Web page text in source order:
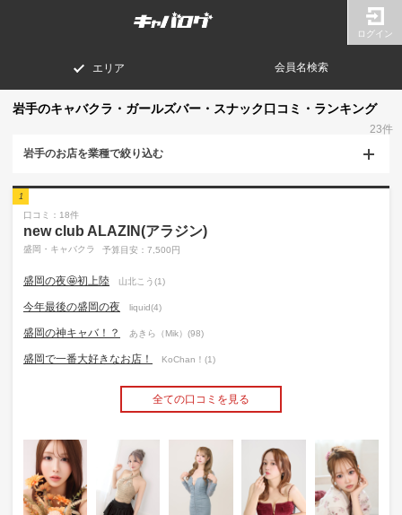
ログイン
エリア 会員名検索
岩手のキャバクラ・ガールズバー・スナック口コミ・ランキング
23件
岩手のお店を業種で絞り込む
1
口コミ：18件
new club ALAZIN(アラジン)
盛岡・キャバクラ 予算目安：7,500円
盛岡の夜🤩初上陸 山北こう(1)
今年最後の盛岡の夜 liquid(4)
盛岡の神キャバ！？ あきら（Mik）(98)
盛岡で一番大好きなお店！ KoChan！(1)
全ての口コミを見る